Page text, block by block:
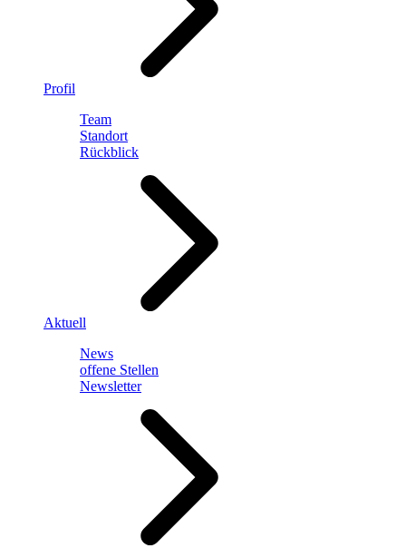
Profil
Team
Standort
Rückblick
Aktuell
News
offene Stellen
Newsletter